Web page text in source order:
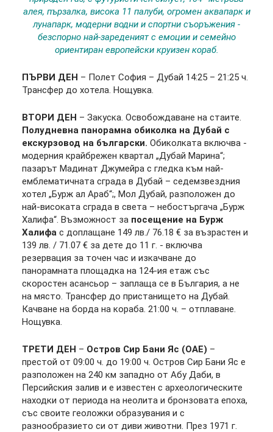
алея, пързалка, висока 11 палуби, огромен аквапарк и
лунапарк, модерни водни и спортни съоръжения -
безспорно най-зареденият с емоции и семейно
ориентиран европейски круизен кораб.
ПЪРВИ ДЕН – Полет София – Дубай 14:25 – 21:25 ч.
Трансфер до хотела. Нощувка.
ВТОРИ ДЕН – Закуска. Освобождаване на стаите.
Полудневна панорамна обиколка на Дубай с
екскурзовод на български. Обиколката включва -
модерния крайбрежен квартал „Дубай Марина“;
пазарът Мадинат Джумейра с гледка към най-
емблематичната сграда в Дубай – седемзвездния
хотел „Бурж ал Араб“;, Мол Дубай, разположен до
най-високата сграда в света – небостъргача „Бурж
Халифа“. Възможност за посещение на Бурж
Халифа с доплащане 149 лв./ 76.18 € за възрастен и
139 лв. / 71.07 € за дете до 11 г. - включва
резервация за точен час и изкачване до
панорамната площадка на 124-ия етаж със
скоростен асансьор – заплаща се в България, а не
на място. Трансфер до пристанището на Дубай.
Качване на борда на кораба. 21:00 ч. – отплаване.
Нощувка.
ТРЕТИ ДЕН – Остров Сир Бани Яс (ОАЕ) –
престой от 09:00 ч. до 19:00 ч. Остров Сир Бани Яс е
разположен на 240 км западно от Абу Даби, в
Персийския залив и е известен с археологическите
находки от периода на неолита и бронзовата епоха,
със своите геоложки образувания и с
разнообразието си от диви животни. През 1971 г.